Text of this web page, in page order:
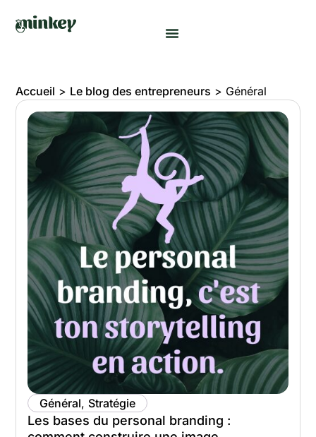
Accueil > Le blog des entrepreneurs > Général
Général, Stratégie
Les bases du personal branding :